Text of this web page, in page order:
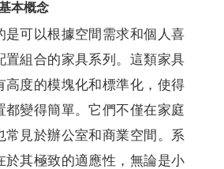
本概念
是可以根據空間需求和個人喜
置組合的家具系列。這類家具
高度的模塊化和標準化，使得
都變得簡單。它們不僅在家庭
常見於辦公室和商業空間。系
於其極致的適應性，無論是小